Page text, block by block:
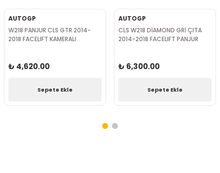
AUTOGP
W218 PANJUR CLS GTR 2014-
2018 FACELIFT KAMERALI
₺ 4,620.00
Sepete Ekle
AUTOGP
CLS W218 DİAMOND GRİ ÇITA
2014-2018 FACELIFT PANJUR
₺ 6,300.00
Sepete Ekle